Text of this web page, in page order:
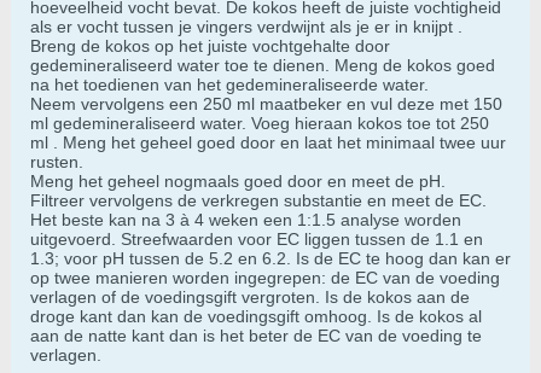
hoeveelheid vocht bevat. De kokos heeft de juiste vochtigheid
als er vocht tussen je vingers verdwijnt als je er in knijpt .
Breng de kokos op het juiste vochtgehalte door
gedemineraliseerd water toe te dienen. Meng de kokos goed
na het toedienen van het gedemineraliseerde water.
Neem vervolgens een 250 ml maatbeker en vul deze met 150
ml gedemineraliseerd water. Voeg hieraan kokos toe tot 250
ml . Meng het geheel goed door en laat het minimaal twee uur
rusten.
Meng het geheel nogmaals goed door en meet de pH.
Filtreer vervolgens de verkregen substantie en meet de EC.
Het beste kan na 3 à 4 weken een 1:1.5 analyse worden
uitgevoerd. Streefwaarden voor EC liggen tussen de 1.1 en
1.3; voor pH tussen de 5.2 en 6.2. Is de EC te hoog dan kan er
op twee manieren worden ingegrepen: de EC van de voeding
verlagen of de voedingsgift vergroten. Is de kokos aan de
droge kant dan kan de voedingsgift omhoog. Is de kokos al
aan de natte kant dan is het beter de EC van de voeding te
verlagen.